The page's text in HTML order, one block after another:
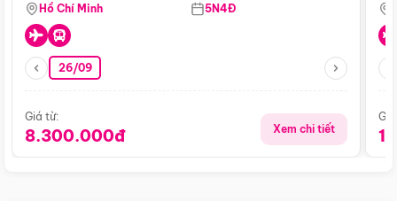
Hồ Chí Minh 5N4Đ
26/09
Giá từ:
8.300.000đ Xem chi tiết